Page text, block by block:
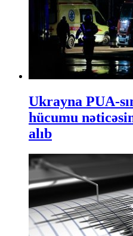
Ukrayna PUA-
hücumu
alıb